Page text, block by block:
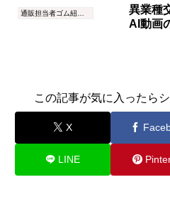
異業種
AI動画
この記事が気に入ったら
X
LINE